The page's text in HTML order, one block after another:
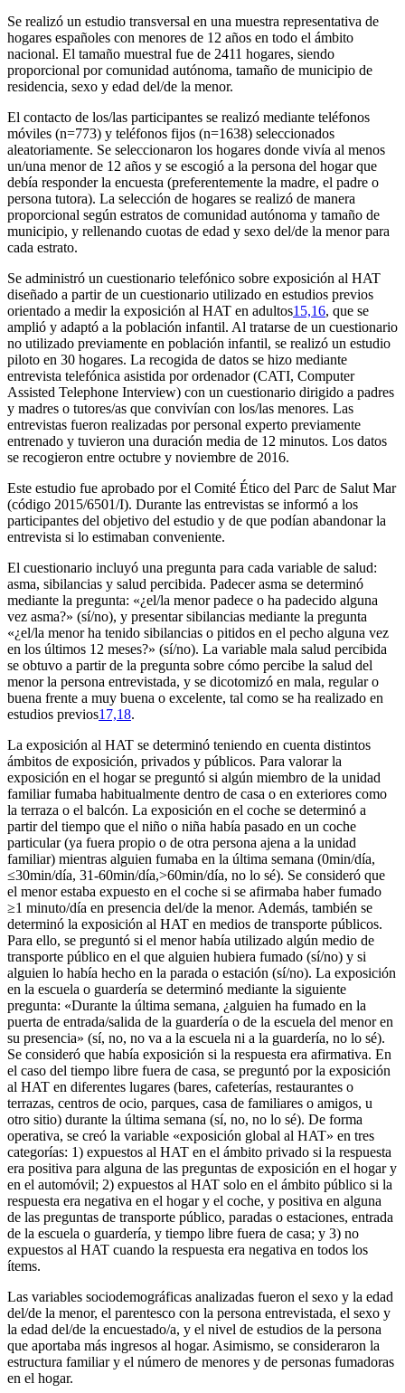
Se realizó un estudio transversal en una muestra representativa de
hogares españoles con menores de 12 años en todo el ámbito
nacional. El tamaño muestral fue de 2411 hogares, siendo
proporcional por comunidad autónoma, tamaño de municipio de
residencia, sexo y edad del/de la menor.
El contacto de los/las participantes se realizó mediante teléfonos
móviles (n=773) y teléfonos fijos (n=1638) seleccionados
aleatoriamente. Se seleccionaron los hogares donde vivía al menos
un/una menor de 12 años y se escogió a la persona del hogar que
debía responder la encuesta (preferentemente la madre, el padre o
persona tutora). La selección de hogares se realizó de manera
proporcional según estratos de comunidad autónoma y tamaño de
municipio, y rellenando cuotas de edad y sexo del/de la menor para
cada estrato.
Se administró un cuestionario telefónico sobre exposición al HAT
diseñado a partir de un cuestionario utilizado en estudios previos
orientado a medir la exposición al HAT en adultos15,16, que se
amplió y adaptó a la población infantil. Al tratarse de un cuestionario
no utilizado previamente en población infantil, se realizó un estudio
piloto en 30 hogares. La recogida de datos se hizo mediante
entrevista telefónica asistida por ordenador (CATI, Computer
Assisted Telephone Interview) con un cuestionario dirigido a padres
y madres o tutores/as que convivían con los/las menores. Las
entrevistas fueron realizadas por personal experto previamente
entrenado y tuvieron una duración media de 12 minutos. Los datos
se recogieron entre octubre y noviembre de 2016.
Este estudio fue aprobado por el Comité Ético del Parc de Salut Mar
(código 2015/6501/I). Durante las entrevistas se informó a los
participantes del objetivo del estudio y de que podían abandonar la
entrevista si lo estimaban conveniente.
El cuestionario incluyó una pregunta para cada variable de salud:
asma, sibilancias y salud percibida. Padecer asma se determinó
mediante la pregunta: «¿el/la menor padece o ha padecido alguna
vez asma?» (sí/no), y presentar sibilancias mediante la pregunta
«¿el/la menor ha tenido sibilancias o pitidos en el pecho alguna vez
en los últimos 12 meses?» (sí/no). La variable mala salud percibida
se obtuvo a partir de la pregunta sobre cómo percibe la salud del
menor la persona entrevistada, y se dicotomizó en mala, regular o
buena frente a muy buena o excelente, tal como se ha realizado en
estudios previos17,18.
La exposición al HAT se determinó teniendo en cuenta distintos
ámbitos de exposición, privados y públicos. Para valorar la
exposición en el hogar se preguntó si algún miembro de la unidad
familiar fumaba habitualmente dentro de casa o en exteriores como
la terraza o el balcón. La exposición en el coche se determinó a
partir del tiempo que el niño o niña había pasado en un coche
particular (ya fuera propio o de otra persona ajena a la unidad
familiar) mientras alguien fumaba en la última semana (0min/día,
≤30min/día, 31-60min/día,>60min/día, no lo sé). Se consideró que
el menor estaba expuesto en el coche si se afirmaba haber fumado
≥1 minuto/día en presencia del/de la menor. Además, también se
determinó la exposición al HAT en medios de transporte públicos.
Para ello, se preguntó si el menor había utilizado algún medio de
transporte público en el que alguien hubiera fumado (sí/no) y si
alguien lo había hecho en la parada o estación (sí/no). La exposición
en la escuela o guardería se determinó mediante la siguiente
pregunta: «Durante la última semana, ¿alguien ha fumado en la
puerta de entrada/salida de la guardería o de la escuela del menor en
su presencia» (sí, no, no va a la escuela ni a la guardería, no lo sé).
Se consideró que había exposición si la respuesta era afirmativa. En
el caso del tiempo libre fuera de casa, se preguntó por la exposición
al HAT en diferentes lugares (bares, cafeterías, restaurantes o
terrazas, centros de ocio, parques, casa de familiares o amigos, u
otro sitio) durante la última semana (sí, no, no lo sé). De forma
operativa, se creó la variable «exposición global al HAT» en tres
categorías: 1) expuestos al HAT en el ámbito privado si la respuesta
era positiva para alguna de las preguntas de exposición en el hogar y
en el automóvil; 2) expuestos al HAT solo en el ámbito público si la
respuesta era negativa en el hogar y el coche, y positiva en alguna
de las preguntas de transporte público, paradas o estaciones, entrada
de la escuela o guardería, y tiempo libre fuera de casa; y 3) no
expuestos al HAT cuando la respuesta era negativa en todos los
ítems.
Las variables sociodemográficas analizadas fueron el sexo y la edad
del/de la menor, el parentesco con la persona entrevistada, el sexo y
la edad del/de la encuestado/a, y el nivel de estudios de la persona
que aportaba más ingresos al hogar. Asimismo, se consideraron la
estructura familiar y el número de menores y de personas fumadoras
en el hogar.